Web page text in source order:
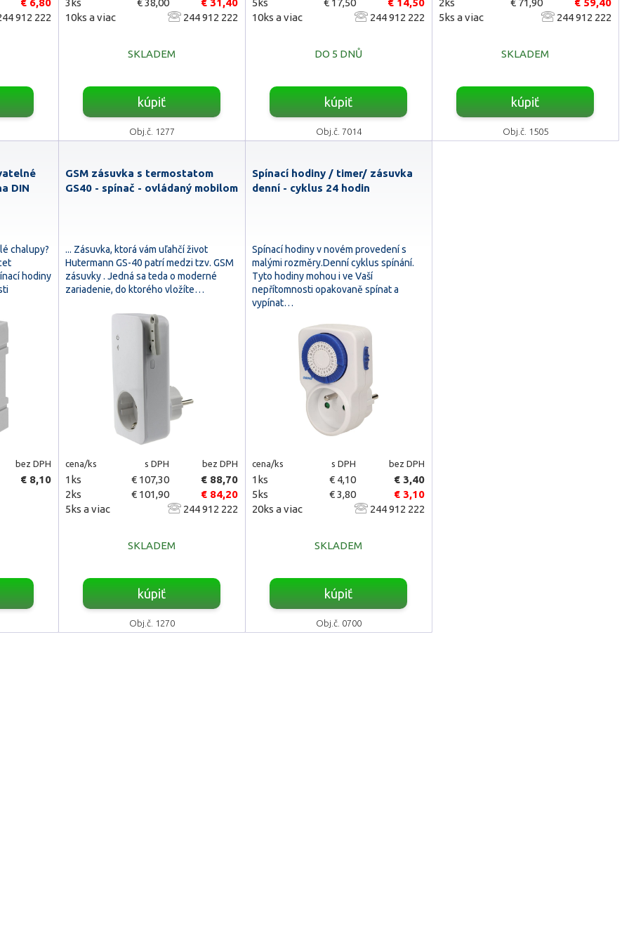
€ 6,80
912 222
3ks € 38,00
€ 31,40
10ks a viac
244 912 222
SKLADEM
kúpiť
Obj.č. 1277
5ks € 17,50
€ 14,50
10ks a viac
244 912 222
DO 5 DNŮ
kúpiť
Obj.č. 7014
2ks € 71,90
€ 59,40
5ks a viac
244 912 222
SKLADEM
kúpiť
Obj.č. 1505
DIN
chalupy?
hodiny
bez DPH
€ 8,10
GSM zásuvka s termostatom
GS40 - spínač - ovládaný mobilom
... Zásuvka, ktorá vám uľahčí život
Hutermann GS-40 patrí medzi tzv. GSM
zásuvky . Jedná sa teda o moderné
zariadenie, do ktorého vložíte…
cena/ks s DPH bez DPH
1ks € 107,30
€ 88,70
2ks
€ 101,90
€ 84,20
5ks a viac
244 912 222
SKLADEM
kúpiť
Obj.č. 1270
Spínací hodiny / timer/ zásuvka
denní - cyklus 24 hodin
Spínací hodiny v novém provedení s
malými rozměry.Denní cyklus spínání.
Tyto hodiny mohou i ve Vaší
nepřítomnosti opakovaně spínat a
vypínat…
cena/ks s DPH bez DPH
1ks € 4,10
€ 3,40
5ks
€ 3,80
€ 3,10
20ks a viac
244 912 222
SKLADEM
kúpiť
Obj.č. 0700